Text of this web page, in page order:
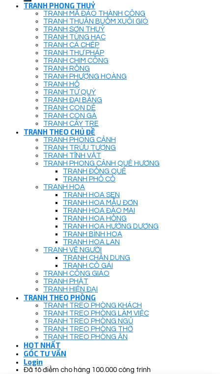
TRANH PHONG THUỶ
TRANH MÃ ĐÁO THÀNH CÔNG
TRANH THUẬN BUỒM XUÔI GIÓ
TRANH SƠN THUỶ
TRANH TÙNG HẠC
TRANH CÁ CHÉP
TRANH THƯ PHÁP
TRANH CHIM CÔNG
TRANH RỒNG
TRANH PHƯỢNG HOÀNG
TRANH HỔ
TRANH TỨ QUÝ
TRANH ĐẠI BÀNG
TRANH CON DÊ
TRANH CON GÀ
TRANH CÂY TRE
TRANH THEO CHỦ ĐỀ
TRANH PHONG CẢNH
TRANH TRỪU TƯỢNG
TRANH TĨNH VẬT
TRANH PHONG CẢNH QUÊ HƯƠNG
TRANH ĐỒNG QUÊ
TRANH PHỐ CỔ
TRANH HOA
TRANH HOA SEN
TRANH HOA MẪU ĐƠN
TRANH HOA ĐÀO MAI
TRANH HOA HỒNG
TRANH HOA HƯỚNG DƯƠNG
TRANH BÌNH HOA
TRANH HOA LAN
TRANH VẼ NGƯỜI
TRANH CHÂN DUNG
TRANH CÔ GÁI
TRANH CÔNG GIÁO
TRANH PHẬT
TRANH HIỆN ĐẠI
TRANH THEO PHÒNG
TRANH TREO PHÒNG KHÁCH
TRANH TREO PHÒNG LÀM VIỆC
TRANH TREO PHÒNG NGỦ
TRANH TREO PHÒNG THỜ
TRANH TREO PHÒNG ĂN
HOT NHẤT
GÓC TƯ VẤN
Login
Đã tô điểm cho hàng 100.000 công trình